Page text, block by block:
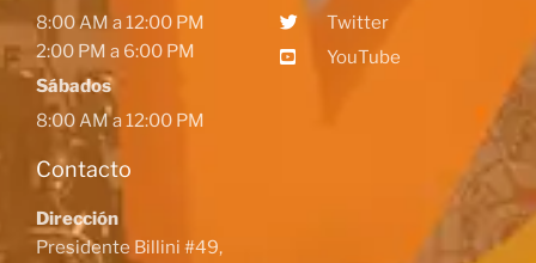
8:00 AM a 12:00 PM
2:00 PM a 6:00 PM
Sábados
8:00 AM a 12:00 PM
Contacto
Dirección
Presidente Billini #49,
Twitter
YouTube